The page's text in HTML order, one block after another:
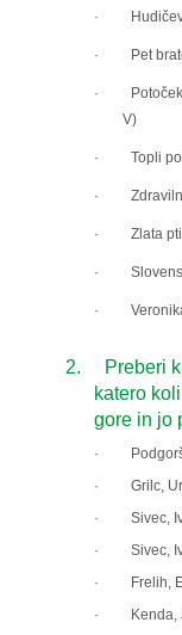
· Hudičeva
· Pet
· Potoček
V)
· Topli
· Zdravilno
· Zlata
·
·
2.
Preberi
katero
gore in jo
·
· Grilc,
· Sivec,
· Sivec,
·
Frelih,
·
Kenda,